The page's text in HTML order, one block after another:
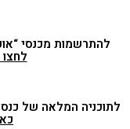
להתרשמות מכנסי
לחצו
לתוכניה המלאה של כנס